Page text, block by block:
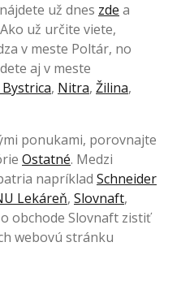
už dnes zde a
už určite viete,
v meste Poltár, no
aj v meste
, Nitra, Žilina,
ponukami, porovnajte
Ostatné. Medzi
napríklad Schneider
Lekáreň, Slovnaft,
o obchode Slovnaft zistiť
webovú stránku